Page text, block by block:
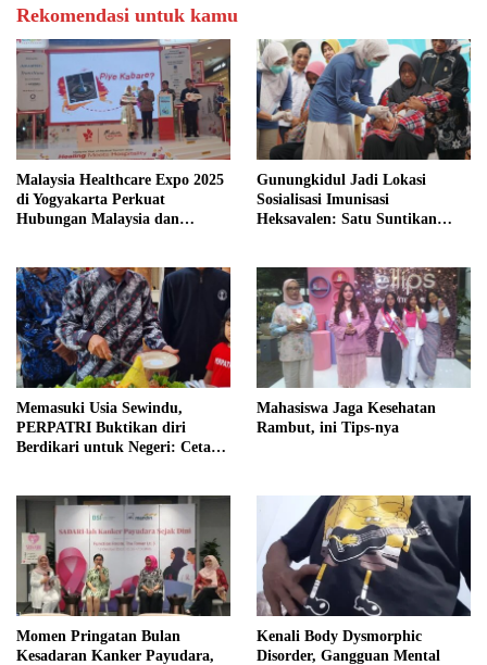
Rekomendasi untuk kamu
Malaysia Healthcare Expo 2025
di Yogyakarta Perkuat
Hubungan Malaysia dan
Internasional
Gunungkidul Jadi Lokasi
Sosialisasi Imunisasi
Heksavalen: Satu Suntikan
Memasuki Usia Sewindu,
PERPATRI Buktikan diri
Berdikari untuk Negeri: Cetak
Mahasiswa Jaga Kesehatan
Rambut, ini Tips-nya
Momen Pringatan Bulan
Kesadaran Kanker Payudara,
Kenali Body Dysmorphic
Disorder, Gangguan Mental